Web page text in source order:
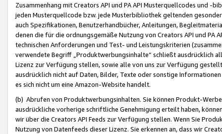
Zusammenhang mit Creators API und PA API Musterquellcodes und
jeden Musterquellcode bzw. jede Musterbibliothek geltenden
auch Spezifikationen, Benutzerhandbücher, Anleitungen,
denen die für die ordnungsgemäße Nutzung von Creators API und PA
technischen Anforderungen und Test- und Leistungskriterien
verwendete Begriff „Produktwerbungsinhalte“ schließt ausdrücklich
Lizenz zur Verfügung stellen, sowie alle von uns zur Verfügung
ausdrücklich nicht auf Daten, Bilder, Texte oder sonstige
es sich nicht um eine Amazon-Website handelt.
(b) Abrufen von Produktwerbungsinhalten. Sie können Produkt-
ausdrückliche vorherige schriftliche Genehmigung erteilt haben,
wir über die Creators API Feeds zur Verfügung stellen. Wenn Sie
Nutzung von Datenfeeds dieser Lizenz. Sie erkennen an, dass wir